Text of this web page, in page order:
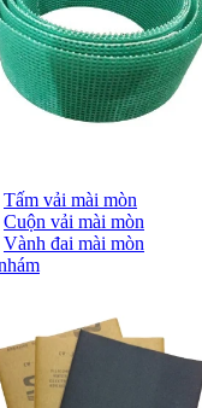
Tấm vải mài mòn
Cuộn vải mài mòn
Vành đai mài mòn